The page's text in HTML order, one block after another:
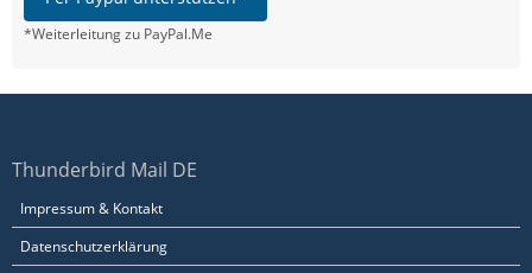
*Weiterleitung zu PayPal.Me
Thunderbird Mail DE
Impressum & Kontakt
Datenschutzerklärung